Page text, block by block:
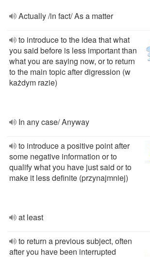
Actually /in fact/ As a matter
to introduce to the idea that what
you said before is less important than
what you are saying now, or to return
to the main topic after digression (w
każdym razie)
In any case/ Anyway
to introduce a positive point after
some negative information or to
qualify what you have just said or to
make it less definite (przynajmniej)
at least
to return a previous subject, often
after you have been interrupted